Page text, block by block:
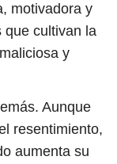
motivadora y
que cultivan la
y
Aunque
resentimiento,
aumenta su